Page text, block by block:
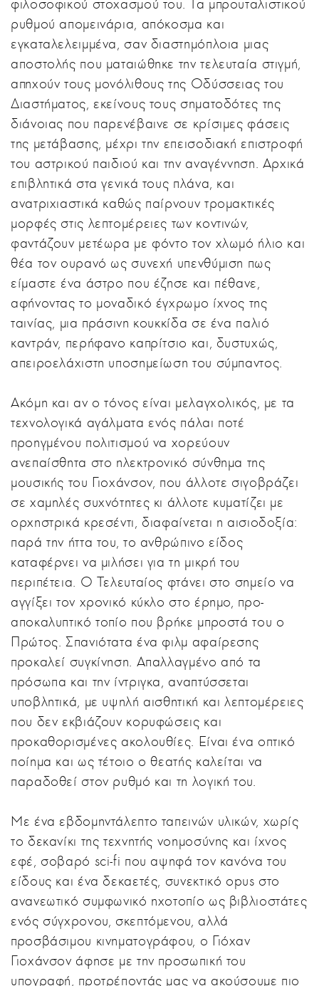
φιλοσοφικού στοχασμού του. Τα μπρουταλιστικού
ρυθμού απομεινάρια, απόκοσμα και
εγκαταλελειμμένα, σαν διαστημόπλοια μιας
αποστολής που ματαιώθηκε την τελευταία στιγμή,
απηχούν τους μονόλιθους της Οδύσσειας του
Διαστήματος, εκείνους τους σηματοδότες της
διάνοιας που παρενέβαινε σε κρίσιμες φάσεις
της μετάβασης, μέχρι την επεισοδιακή επιστροφή
του αστρικού παιδιού και την αναγέννηση. Αρχικά
επιβλητικά στα γενικά τους πλάνα, και
ανατριχιαστικά καθώς παίρνουν τρομακτικές
μορφές στις λεπτομέρειες των κοντινών,
φαντάζουν μετέωρα με φόντο τον χλωμό ήλιο και
θέα τον ουρανό ως συνεχή υπενθύμιση πως
είμαστε ένα άστρο που έζησε και πέθανε,
αφήνοντας το μοναδικό έγχρωμο ίχνος της
ταινίας, μια πράσινη κουκκίδα σε ένα παλιό
καντράν, περήφανο καπρίτσιο και, δυστυχώς,
απειροελάχιστη υποσημείωση του σύμπαντος.
Ακόμη και αν ο τόνος είναι μελαγχολικός, με τα
τεχνολογικά αγάλματα ενός πάλαι ποτέ
προηγμένου πολιτισμού να χορεύουν
ανεπαίσθητα στο ηλεκτρονικό σύνθημα της
μουσικής του Γιοχάνσον, που άλλοτε σιγοβράζει
σε χαμηλές συχνότητες κι άλλοτε κυματίζει με
ορχηστρικά κρεσέντι, διαφαίνεται η αισιοδοξία:
παρά την ήττα του, το ανθρώπινο είδος
καταφέρνει να μιλήσει για τη μικρή του
περιπέτεια. Ο Τελευταίος φτάνει στο σημείο να
αγγίξει τον χρονικό κύκλο στο έρημο, προ-
αποκαλυπτικό τοπίο που βρήκε μπροστά του ο
Πρώτος. Σπανιότατα ένα φιλμ αφαίρεσης
προκαλεί συγκίνηση. Απαλλαγμένο από τα
πρόσωπα και την ίντριγκα, αναπτύσσεται
υποβλητικά, με υψηλή αισθητική και λεπτομέρειες
που δεν εκβιάζουν κορυφώσεις και
προκαθορισμένες ακολουθίες. Είναι ένα οπτικό
ποίημα και ως τέτοιο ο θεατής καλείται να
παραδοθεί στον ρυθμό και τη λογική του.
Με ένα εβδομηντάλεπτο ταπεινών υλικών, χωρίς
το δεκανίκι της τεχνητής νοημοσύνης και ίχνος
εφέ, σοβαρό sci-fi που αψηφά τον κανόνα του
είδους και ένα δεκαετές, συνεκτικό opus στο
ανανεωτικό συμφωνικό ηχοτοπίο ως βιβλιοστάτες
ενός σύγχρονου, σκεπτόμενου, αλλά
προσβάσιμου κινηματογράφου, ο Γιόχαν
Γιοχάνσον άφησε με την προσωπική του
υπογραφή, προτρέποντάς μας να ακούσουμε πιο